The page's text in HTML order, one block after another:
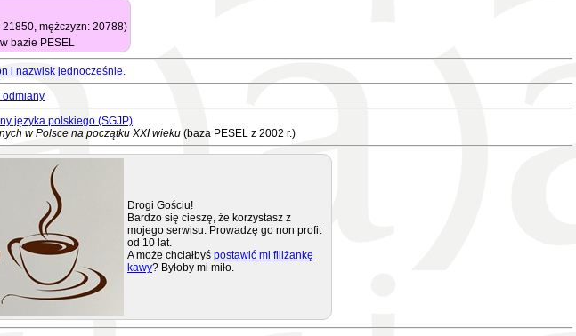
mężczyzn: 20788)
bazie PESEL
i nazwisk jednocześnie.
odmiany
języka polskiego (SGJP)
w Polsce na początku XXI wieku(baza PESEL z 2002 r.)
Drogi Gościu!
Bardzo się cieszę, że korzystasz z
mojego serwisu. Prowadzę go non profit
od 10 lat.
A może chciałbyś postawić mi filiżankę
kawy? Byłoby mi miło.